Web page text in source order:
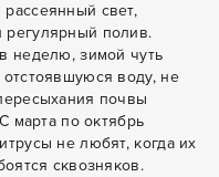
свет,
полив.
неделю, зимой чуть
воду, не
почвы
марта по октябрь
не любят, когда их
сквозняков.